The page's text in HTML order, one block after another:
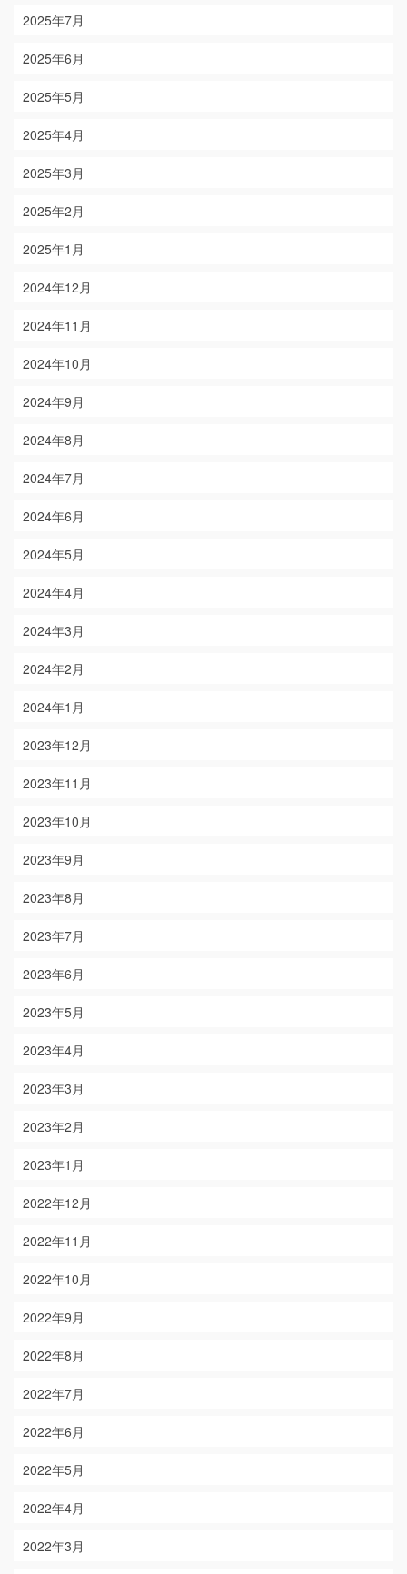
2025年7月
2025年6月
2025年5月
2025年4月
2025年3月
2025年2月
2025年1月
2024年12月
2024年11月
2024年10月
2024年9月
2024年8月
2024年7月
2024年6月
2024年5月
2024年4月
2024年3月
2024年2月
2024年1月
2023年12月
2023年11月
2023年10月
2023年9月
2023年8月
2023年7月
2023年6月
2023年5月
2023年4月
2023年3月
2023年2月
2023年1月
2022年12月
2022年11月
2022年10月
2022年9月
2022年8月
2022年7月
2022年6月
2022年5月
2022年4月
2022年3月